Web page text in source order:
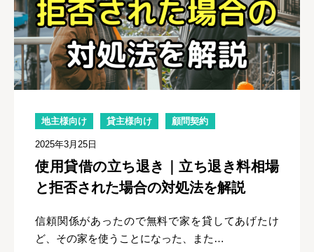
地主様向け 貸主様向け 顧問契約
2025年3月25日
使用貸借の立ち退き｜立ち退き料相場
と拒否された場合の対処法を解説
信頼関係があったので無料で家を貸してあげたけ
ど、その家を使うことになった、また…